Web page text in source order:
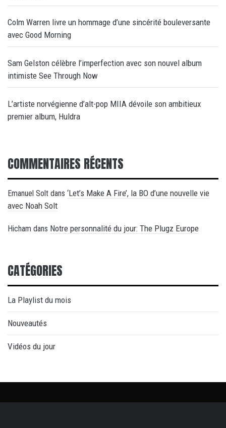
Colm Warren livre un hommage d’une sincérité bouleversante
avec Good Morning
Sam Gelston célèbre l’imperfection avec son nouvel album
intimiste See Through Now
L’artiste norvégienne d’alt-pop MIIA dévoile son ambitieux
premier album, Huldra
COMMENTAIRES RÉCENTS
Emanuel Solt dans ‘Let’s Make A Fire’, la BO d’une nouvelle vie
avec Noah Solt
Hicham dans Notre personnalité du jour: The Plugz Europe
CATÉGORIES
La Playlist du mois
Nouveautés
Vidéos du jour